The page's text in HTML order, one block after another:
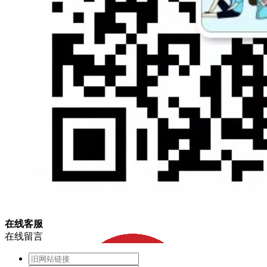
在线客服
在线留言